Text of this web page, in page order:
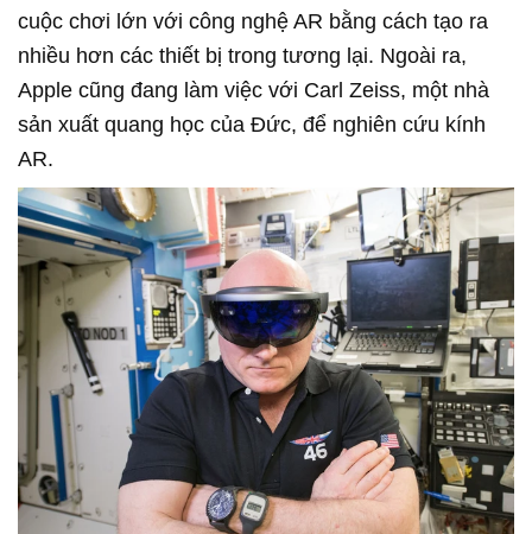
cuộc chơi lớn với công nghệ AR bằng cách tạo ra
nhiều hơn các thiết bị trong tương lại. Ngoài ra,
Apple cũng đang làm việc với Carl Zeiss, một nhà
sản xuất quang học của Đức, để nghiên cứu kính
AR.